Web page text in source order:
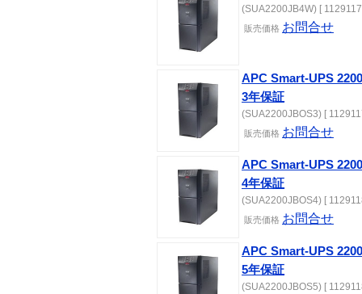
(SUA2200JB4W) [
販売価格 お問合せ
APC Smart-UPS
3年保証
(SUA2200JBOS3) [
販売価格 お問合せ
APC Smart-UPS
4年保証
(SUA2200JBOS4) [
販売価格 お問合せ
APC Smart-UPS
5年保証
(SUA2200JBOS5) [